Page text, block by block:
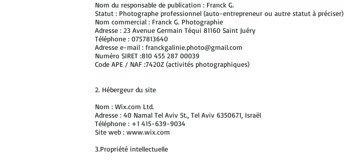
Nom du responsable de publication : Franck G.
Statut : Photographe professionnel (auto-entrepreneur ou autre statut à préciser)
Nom commercial : Franck G. Photographie
Adresse : 23 Avenue Germain Téqui 81160 Saint Juéry
Téléphone : 0757813640
Adresse e-mail : franckgalinie.photo@gmail.com
Numéro SIRET :810 455 287 00039
Code APE / NAF :7420Z (activités photographiques)
2. Hébergeur du site
Nom : Wix.com Ltd.
Adresse : 40 Namal Tel Aviv St., Tel Aviv 6350671, Israël
Téléphone : +1 415-639-9034
Site web : www.wix.com
3.Propriété intellectuelle